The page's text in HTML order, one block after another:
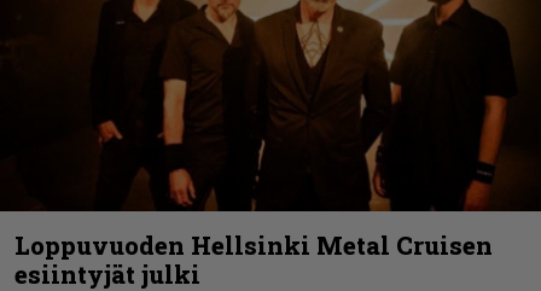
Loppuvuoden Hellsinki Metal Cruisen
esiintyjät julki